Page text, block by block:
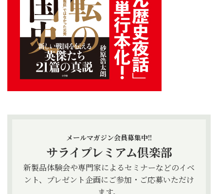
メールマガジン会員募集中!!
サライプレミアム倶楽部
新製品体験会や専門家によるセミナーなどのイベ
ント、プレゼント企画にご参加・ご応募いただけ